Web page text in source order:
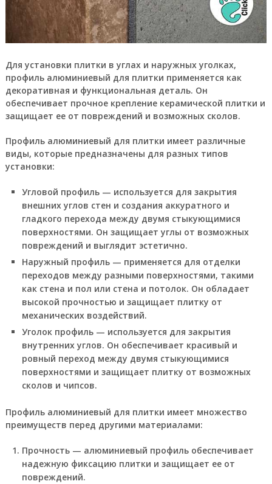
Для установки плитки в углах и наружных уголках,
профиль алюминиевый для плитки применяется как
декоративная и функциональная деталь. Он
обеспечивает прочное крепление керамической плитки и
защищает ее от повреждений и возможных сколов.
Профиль алюминиевый для плитки имеет различные
виды, которые предназначены для разных типов
установки:
Угловой профиль — используется для закрытия
внешних углов стен и создания аккуратного и
гладкого перехода между двумя стыкующимися
поверхностями. Он защищает углы от возможных
повреждений и выглядит эстетично.
Наружный профиль — применяется для отделки
переходов между разными поверхностями, такими
как стена и пол или стена и потолок. Он обладает
высокой прочностью и защищает плитку от
механических воздействий.
Уголок профиль — используется для закрытия
внутренних углов. Он обеспечивает красивый и
ровный переход между двумя стыкующимися
поверхностями и защищает плитку от возможных
сколов и чипсов.
Профиль алюминиевый для плитки имеет множество
преимуществ перед другими материалами:
Прочность — алюминиевый профиль обеспечивает
надежную фиксацию плитки и защищает ее от
повреждений.